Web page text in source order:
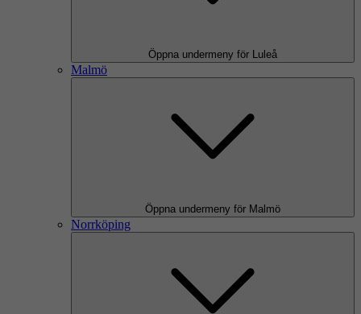
Öppna undermeny för Luleå
Malmö
Öppna undermeny för Malmö
Norrköping